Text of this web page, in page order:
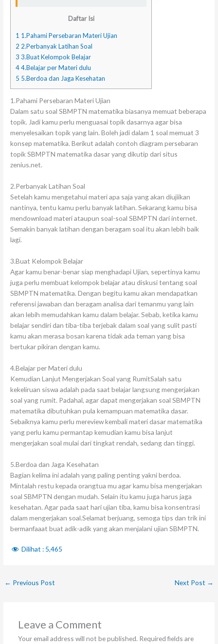
Daftar Isi
1 1.Pahami Persebaran Materi Ujian
2 2.Perbanyak Latihan Soal
3 3.Buat Kelompok Belajar
44.Belajar per Materi dulu
5 5.Berdoa dan Jaga Kesehatan
1.Pahami Persebaran Materi Ujian
Dalam satu soal SBMPTN matematika biasanya memuat beberapa
topik. Jadi kamu perlu menguasai topik dasarnya agar bisa
menyelesaikan topik yang lain. Boleh jadi dalam 1 soal memuat 3
konsep matematika. Berikut adalah contoh diagram persebaran
topik SBMPTN matematika dasar yang dikutip dari situs
zenius.net.
2.Perbanyak Latihan Soal
Setelah kamu mengetahui materi apa saja yang akan diujiikan
nantinya, tentu kamu perlu banyak latihan. Sekarang kamu bisa
mendownload materi ataupun soal-soal SBMPTN dari internet.
Semakin banyak latihan dengan beragam soal itu akan lebih baik
lagi.
3.Buat Kelompok Belajar
Agar kamu benar-benar siap menghadapi Ujian, sepertinya kamu
juga perlu membuat kelompok belajar atau diskusi tentang soal
SBMPTN matematika. Dengan begitu kamu akan mendapatkan
referensi jawaban dan beragam analisa dari temanmu yang lain
akan lebih memudahkan kamu dalam belajar. Sebab, ketika kamu
belajar sendiri dan tiba-tiba terjebak dalam soal yang sulit pasti
kamu akan merasa bosan karena tidak ada teman yang bisa
bertukar pikiran dengan kamu.
4.Belajar per Materi dulu
Kemudian Lanjut Mengerjakan Soal yang RumitSalah satu
kekeliruan siswa adalah pada saat belajar langsung mengerjakan
soal yang rumit. Padahal, agar dapat mengerjakan soal SBMPTN
matematika dibutuhkan pula kemampuan matematika dasar.
Sebaiknya kamu perlu mereview kembali materi dasar matematika
yang perlu kamu permantap kemudian kamu bisa lanjut
mengerjakan soal mulai dari tingkat rendah, sedang dan tinggi.
5.Berdoa dan Jaga Kesehatan
Bagian kelima ini adalah yang paling penting yakni berdoa.
Mintalah restu kepada orangtua mu agar kamu bisa mengerjakan
soal SBMPTN dengan mudah. Selain itu kamu juga harus jaga
kesehatan. Agar pada saat hari ujian tiba, kamu bisa konsentrasi
dalam mengerjakan soal.Selamat berjuang, semoga tips dan trik ini
bermanfaaat buat adik-adik yang akan menjalani ujian SBMPTN.
Dilihat : 5,465
← Previous Post Next Post →
Leave a Comment
Your email address will not be published. Required fields are